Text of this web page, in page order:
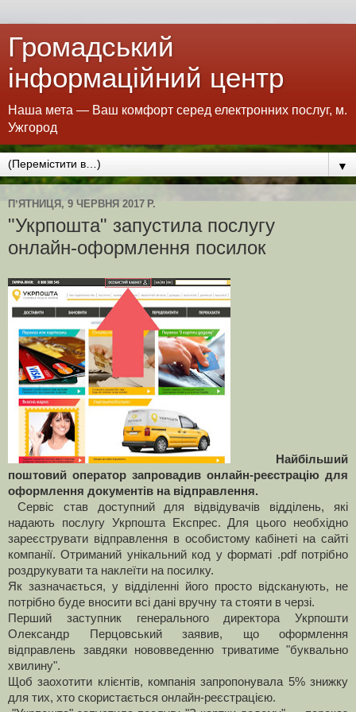
Громадський
інформаційний центр
Наша мета — Ваш комфорт серед електронних послуг, м.
Ужгород
▼
ПʼЯТНИЦЯ, 9 ЧЕРВНЯ 2017 Р.
"Укрпошта" запустила послугу
онлайн-оформлення посилок
Найбільший
поштовий оператор запровадив онлайн-реєстрацію для
оформлення документів на відправлення.
Сервіс став доступний для відвідувачів відділень, які
надають послугу Укрпошта Експрес. Для цього необхідно
зареєструвати відправлення в особистому кабінеті на сайті
компанії. Отриманий унікальний код у форматі .pdf потрібно
роздрукувати та наклеїти на посилку.
Як зазначається, у відділенні його просто відсканують, не
потрібно буде вносити всі дані вручну та стояти в черзі.
Перший заступник генерального директора Укрпошти
Олександр Перцовський заявив, що оформлення
відправлень завдяки нововведенню триватиме "буквально
хвилину".
Щоб заохотити клієнтів, компанія запропонувала 5% знижку
для тих, хто скористається онлайн-реєстрацією.